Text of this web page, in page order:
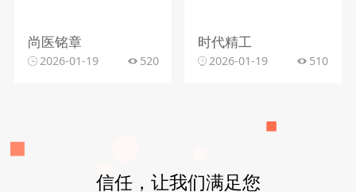
尚医铭章
2026-01-19 520
时代精工
2026-01-19 510
信任，让我们满足您